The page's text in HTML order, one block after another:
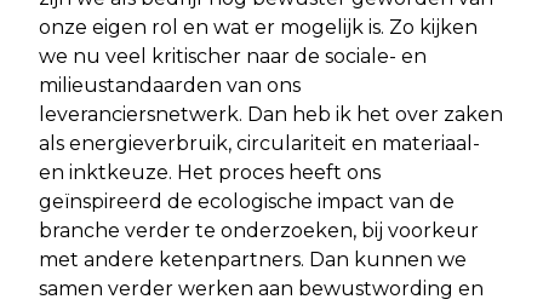
onze eigen rol en wat er mogelijk is. Zo kijken
we nu veel kritischer naar de sociale- en
milieustandaarden van ons
leveranciersnetwerk. Dan heb ik het over zaken
als energieverbruik, circulariteit en materiaal-
en inktkeuze. Het proces heeft ons
geïnspireerd de ecologische impact van de
branche verder te onderzoeken, bij voorkeur
met andere ketenpartners. Dan kunnen we
samen verder werken aan bewustwording en